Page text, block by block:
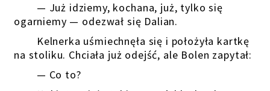
— Już idziemy, kochana, już, tylko się
ogarniemy — odezwał się Dalian.
Kelnerka uśmiechnęła się i położyła kartkę
na stoliku. Chciała już odejść, ale Bolen zapytał:
— Co to?